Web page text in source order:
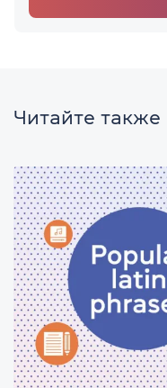
Читайте также